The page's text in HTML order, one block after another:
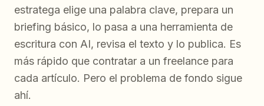
estratega elige una palabra clave, prepara un
briefing básico, lo pasa a una herramienta de
escritura con AI, revisa el texto y lo publica. Es
más rápido que contratar a un freelance para
cada artículo. Pero el problema de fondo sigue
ahí.